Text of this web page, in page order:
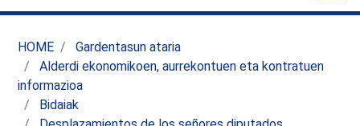
HOME
Gardentasun ataria
Alderdi ekonomikoen, aurrekontuen eta kontratuen
informazioa
Bidaiak